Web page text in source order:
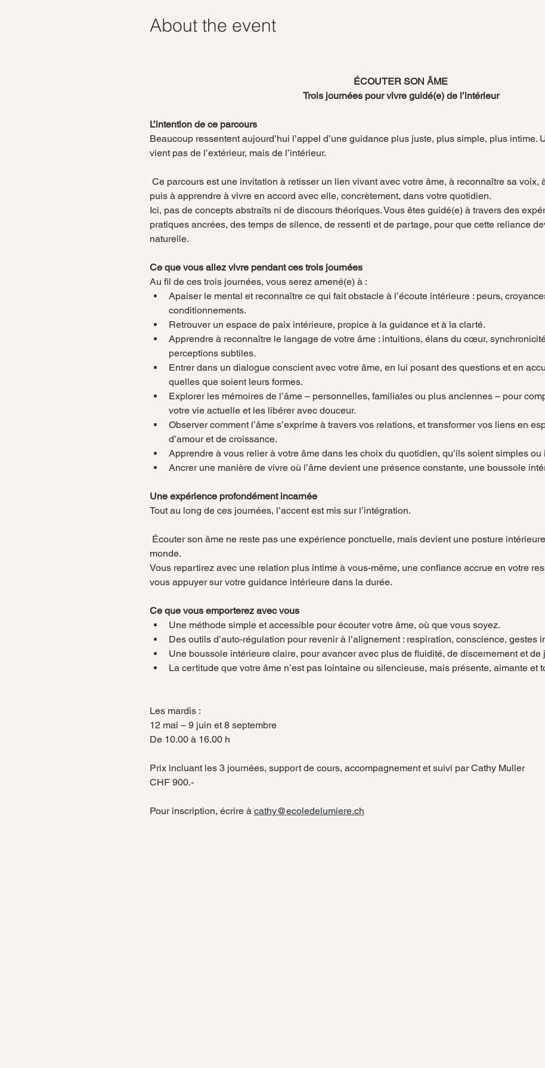
About the event
ÉCOUTER SON ÂME
Trois journées pour vivre guidé(e) de l’intérieur
L’intention de ce parcours
Beaucoup ressentent aujourd’hui l’appel d’une guidance plus juste, plus simple, plus intime.
vient pas de l’extérieur, mais de l’intérieur.
puis à apprendre à vivre en accord avec elle, concrètement, dans votre quotidien.
Ici, pas de concepts abstraits ni de discours théoriques. Vous êtes guidé(e) à travers des
pratiques ancrées, des temps de silence, de ressenti et de partage, pour que cette reliance
naturelle.
Ce que vous allez vivre pendant ces trois journées
Au fil de ces trois journées, vous serez amené(e) à :
Apaiser le mental et reconnaître ce qui fait obstacle à l’écoute intérieure : peurs,
conditionnements.
Retrouver un espace de paix intérieure, propice à la guidance et à la clarté.
Apprendre à reconnaître le langage de votre âme : intuitions, élans du cœur,
perceptions subtiles.
Entrer dans un dialogue conscient avec votre âme, en lui posant des questions et en
quelles que soient leurs formes.
Explorer les mémoires de l’âme – personnelles, familiales ou plus anciennes – pour
votre vie actuelle et les libérer avec douceur.
Observer comment l’âme s’exprime à travers vos relations, et transformer vos liens en
d’amour et de croissance.
Apprendre à vous relier à votre âme dans les choix du quotidien, qu’ils soient simples ou
Ancrer une manière de vivre où l’âme devient une présence constante, une boussole
Une expérience profondément incarnée
Tout au long de ces journées, l’accent est mis sur l’intégration.
monde.
Vous repartirez avec une relation plus intime à vous-même, une confiance accrue en votre
vous appuyer sur votre guidance intérieure dans la durée.
Ce que vous emporterez avec vous
Une méthode simple et accessible pour écouter votre âme, où que vous soyez.
Des outils d’auto-régulation pour revenir à l’alignement : respiration, conscience, gestes
Une boussole intérieure claire, pour avancer avec plus de fluidité, de discernement et de
La certitude que votre âme n’est pas lointaine ou silencieuse, mais présente, aimante et
Les mardis :
12 mai – 9 juin et 8 septembre
De 10.00 à 16.00 h
Prix incluant les 3 journées, support de cours, accompagnement et suivi par Cathy Muller
CHF 900.-
Pour inscription, écrire à cathy@ecoledelumiere.ch